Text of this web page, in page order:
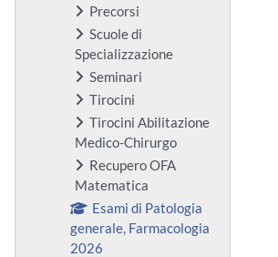
Precorsi
Scuole di
Specializzazione
Seminari
Tirocini
Tirocini Abilitazione
Medico-Chirurgo
Recupero OFA
Matematica
Esami di Patologia
generale, Farmacologia
2026